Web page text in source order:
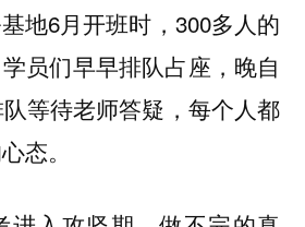
地6月开班时，300多人的
员们早早排队占座，晚自
等待老师答疑，每个人都
态。